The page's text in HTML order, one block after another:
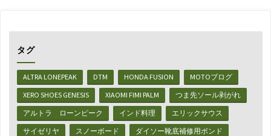
ン
ト
ッ
タグ
ALTRA LONEPEAK DTM HONDA FUSION
MOTOブログ
XERO SHOES GENESIS
XIAOMI FIMI PALM
つま先ソール剥がれ
アルトラ ローンピーク
インド料理
エリックサウス
サイゼリヤ
スノーボード
ダイソー靴底補修用ボンド